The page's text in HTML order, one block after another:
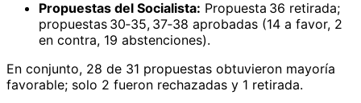
Propuestas del Socialista: Propuesta 36 retirada;
propuestas 30‑35, 37‑38 aprobadas (14 a favor, 2
en contra, 19 abstenciones).
En conjunto, 28 de 31 propuestas obtuvieron mayoría
favorable; solo 2 fueron rechazadas y 1 retirada.